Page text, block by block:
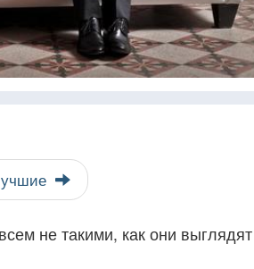
не такими, как они выглядят